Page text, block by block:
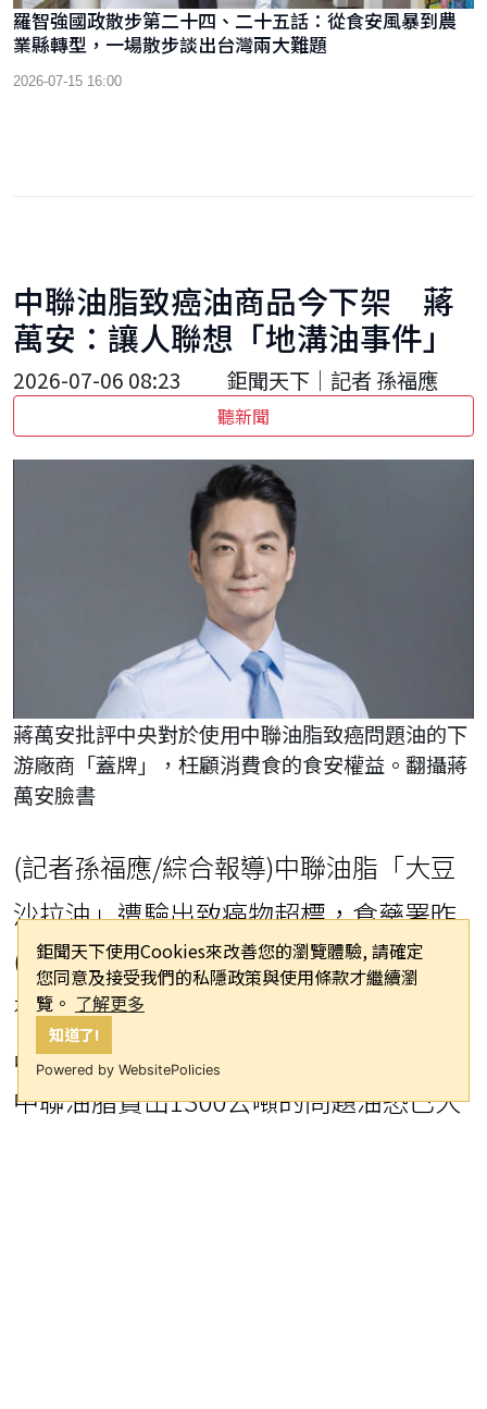
鉅聞天下使用Cookies來改善您的瀏覽體驗, 請確定
您同意及接受我們的私隱政策與使用條款才繼續瀏
覽。 了解更多
知道了!
Powered by WebsitePolicies
羅智強國政散步第二十四、二十五話：從食安風暴到農
業縣轉型，一場散步談出台灣兩大難題
2026-07-15 16:00
中聯油脂致癌油商品今下架 蔣
萬安：讓人聯想「地溝油事件」
2026-07-06 08:23 鉅聞天下｜記者 孫福應
聽新聞
蔣萬安批評中央對於使用中聯油脂致癌問題油的下
游廠商「蓋牌」，枉顧消費食的食安權益。翻攝蔣
萬安臉書
(記者孫福應/綜合報導)中聯油脂「大豆
沙拉油」遭驗出致癌物超標，食藥署昨
(5日)公布257家下游使用廠商名單，公
布之後引起軒然大波，多家國內知名食
品加工廠甚至是知名小吃都名列其中，
中聯油脂賣出1300公噸的問題油恐已大